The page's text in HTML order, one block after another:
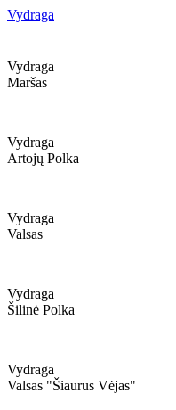
Vydraga
Vydraga
Maršas
Vydraga
Artojų Polka
Vydraga
Valsas
Vydraga
Šilinė Polka
Vydraga
Valsas "šiaurus Vėjas"